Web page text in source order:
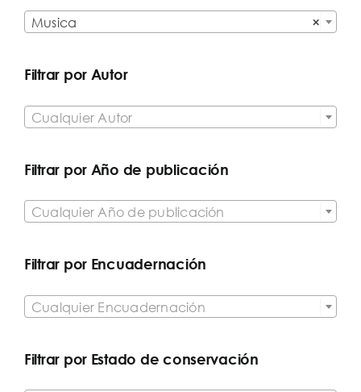
×
Musica
Filtrar por Autor
Cualquier Autor
Filtrar por Año de publicación
Cualquier Año de publicación
Filtrar por Encuadernación
Cualquier Encuadernación
Filtrar por Estado de conservación